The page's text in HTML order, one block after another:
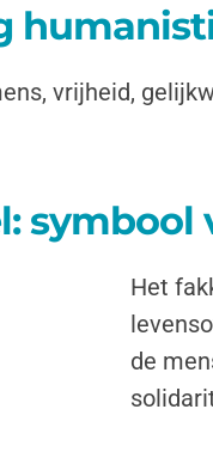
vrijheid,
Het
de